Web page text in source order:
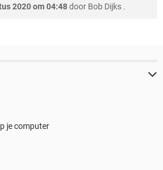
2020 om 04:48door Bob Dijks .
je computer